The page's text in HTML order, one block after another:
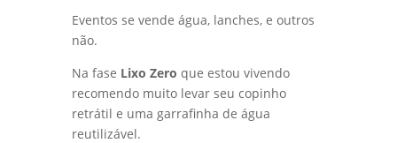
Eventos se vende água, lanches, e outros
não.
Na fase Lixo Zero que estou vivendo
recomendo muito levar seu copinho
retrátil e uma garrafinha de água
reutilizável.